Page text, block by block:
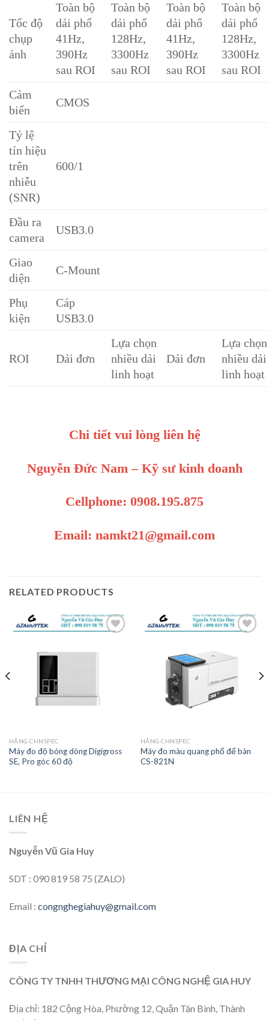
Tốc độ
chụp
ảnh
Toàn bộ
dải phổ
41Hz,
390Hz
sau ROI
Toàn bộ
dải phổ
128Hz,
3300Hz
sau ROI
Toàn bộ
dải phổ
41Hz,
390Hz
sau ROI
Toàn bộ
dải phổ
128Hz,
3300Hz
sau ROI
Cảm
biến
CMOS
Tỷ lệ
tín hiệu
trên
nhiễu
(SNR)
600/1
Đầu ra
camera
USB3.0
Giao
diện
C-Mount
Phụ
kiện
Cáp
USB3.0
ROI Dải đơn
Lựa chọn
nhiều dải
linh hoạt
Dải đơn
Lựa chọn
nhiều dải
linh hoạt
Chi tiết vui lòng liên hệ
Nguyễn Đức Nam – Kỹ sư kinh doanh
Cellphone: 0908.195.875
Email: namkt21@gmail.com
RELATED PRODUCTS
HÃNG CHNSPEC
Máy đo độ bóng dòng Digigross
SE, Pro góc 60 độ
HÃNG CHNSPEC
Máy đo màu quang phổ để bàn
CS-821N
LIÊN HỆ
Nguyễn Vũ Gia Huy
SDT : 090 819 58 75 (ZALO)
Email : congnghegiahuy@gmail.com
ĐỊA CHỈ
CÔNG TY TNHH THƯƠNG MẠI CÔNG NGHỆ GIA HUY
Địa chỉ: 182 Cộng Hòa, Phường 12, Quận Tân Bình, Thành